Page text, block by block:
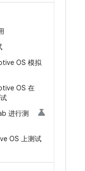
OS 模拟
OS 在
进行测
OS 上测试